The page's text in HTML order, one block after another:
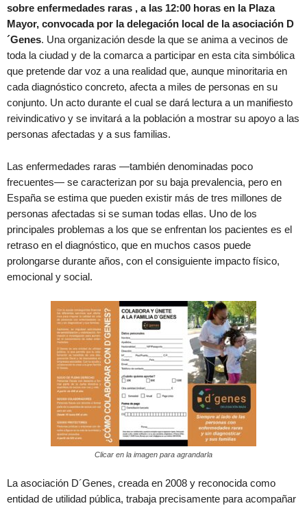
sobre enfermedades raras , a las 12:00 horas en la Plaza
Mayor, convocada por la delegación local de la asociación D
´Genes. Una organización desde la que se anima a vecinos de
toda la ciudad y de la comarca a participar en esta cita simbólica
que pretende dar voz a una realidad que, aunque minoritaria en
cada diagnóstico concreto, afecta a miles de personas en su
conjunto. Un acto durante el cual se dará lectura a un manifiesto
reivindicativo y se invitará a la población a mostrar su apoyo a las
personas afectadas y a sus familias.
Las enfermedades raras —también denominadas poco
frecuentes— se caracterizan por su baja prevalencia, pero en
España se estima que pueden existir más de tres millones de
personas afectadas si se suman todas ellas. Uno de los
principales problemas a los que se enfrentan los pacientes es el
retraso en el diagnóstico, que en muchos casos puede
prolongarse durante años, con el consiguiente impacto físico,
emocional y social.
Clicar en la imagen para agrandarla
La asociación D´Genes, creada en 2008 y reconocida como
entidad de utilidad pública, trabaja precisamente para acompañar